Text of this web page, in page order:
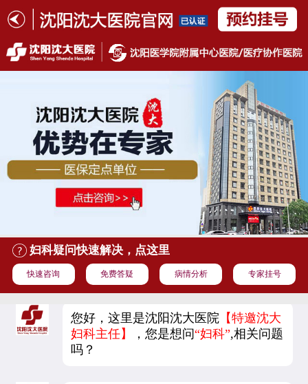
妇科疑问快速解决，点这里
快速咨询 免费答疑 病情分析 专家挂号
您好，这里是沈阳沈大医院 【特邀沈大
妇科主任】
，您是想问“妇科”,相关问题
吗？